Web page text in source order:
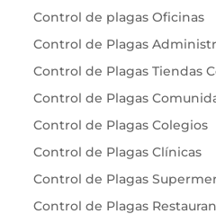
Control de plagas Oficinas
Control de Plagas
Control de Plagas Tiendas
Control de Plagas
Control de Plagas Colegios
Control de Plagas Clínicas
Control de Plagas
Control de Plagas